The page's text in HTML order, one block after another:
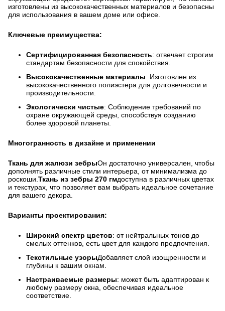
изготовлены из высококачественных материалов и безопасны
для использования в вашем доме или офисе.
Ключевые преимущества:
Сертифицированная безопасность: отвечает строгим
стандартам безопасности для спокойствия.
Высококачественные материалы: Изготовлен из
высококачественного полиэстера для долговечности и
производительности.
Экологически чистые: Соблюдение требований по
охране окружающей среды, способствуя созданию
более здоровой планеты.
Многогранность в дизайне и применении
Ткань для жалюзи зебрыОн достаточно универсален, чтобы
дополнять различные стили интерьера, от минимализма до
роскоши. Ткань из зебры 270 гмдоступна в различных цветах
и текстурах, что позволяет вам выбрать идеальное сочетание
для вашего декора.
Варианты проектирования:
Широкий спектр цветов: от нейтральных тонов до
смелых оттенков, есть цвет для каждого предпочтения.
Текстильные узорыДобавляет слой изощренности и
глубины к вашим окнам.
Настраиваемые размеры: может быть адаптирован к
любому размеру окна, обеспечивая идеальное
соответствие.